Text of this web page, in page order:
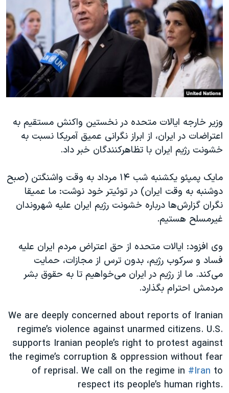
فرهنگ و زندگی
حقوق شهروندی
اقتصادی
علم و فناوری
اسرائیل در جنگ
آرشیو پخش زنده
مستندها
انتخابات ریاست جمهوری آمریکا ۲۰۲۴
حمله جمهوری اسلامی به اسرائیل
رمز مهسا
ورزش زنان در ایران
مجموعه مستندهای دادخواهی
تریبونال مردمی آبان ۹۸
دادگاه حمید نوری
چهل سال گروگان‌گیری
قانون شفافیت دارائی کادر رهبری ایران
اعتراضات مردمی آبان ۹۸
نرگس محمدی برنده جایزه نوبل صلح
همایش محافظه‌کاران آمریکا «سی‌پک»
صفحه‌های ویژه
دنبال کنید
زبانهای مختلف
وزیر خارجه ایالات متحده در نخستین واکنش مستقیم به
اعتراضات در ایران، از ابراز نگرانی عمیق آمریکا نسبت به
خشونت رژیم ایران با تظاهرکنندگان خبر داد.
مایک پمپئو یکشنبه شب ۱۴ مرداد به وقت واشنگتن (صبح
دوشنبه به وقت ایران) در توئیتر خود نوشت: ما عمیقا
نگران گزارش‌ها درباره خشونت رژیم ایران علیه شهروندان
غیرمسلح هستیم.
وی افزود: ایالات متحده از حق اعتراض مردم ایران علیه
فساد و سرکوب رژیم، بدون ترس از مجازات، حمایت
می‌کند. ما از رژیم در ایران می‌خواهیم تا به حقوق بشر
مردمش احترام بگذارد.
We are deeply concerned about reports of Iranian
regime’s violence against unarmed citizens. U.S.
supports Iranian people’s right to protest against
the regime’s corruption & oppression without fear
of reprisal. We call on the regime in #Iran to
respect its people’s human rights.